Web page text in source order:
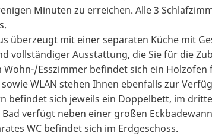
Minuten zu erreichen. Alle 3
überzeugt mit einer separaten Küche mit
vollständiger Ausstattung, die Sie für die
Wohn-/Esszimmer befindet sich ein
sowie WLAN stehen Ihnen ebenfalls zur
befindet sich jeweils ein Doppelbett, im
verfügt neben einer großen
WC befindet sich im Erdgeschoss.